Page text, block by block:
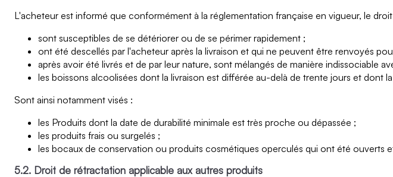
L'acheteur est informé que conformément à la réglementation française en vigueur, le
sont susceptibles de se détériorer ou de se périmer rapidement ;
ont été descellés par l'acheteur après la livraison et qui ne peuvent être renvoyés
après avoir été livrés et de par leur nature, sont mélangés de manière indissociable
les boissons alcoolisées dont la livraison est différée au-delà de trente jours et dont
Sont ainsi notamment visés :
les Produits dont la date de durabilité minimale est très proche ou dépassée ;
les produits frais ou surgelés ;
les bocaux de conservation ou produits cosmétiques operculés qui ont été ouverts
5.2. Droit de rétractation applicable aux autres produits